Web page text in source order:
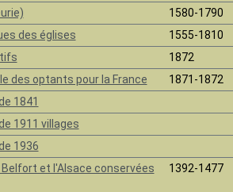
1580-1790
des églises
1555-1810
1872
des optants pour la France
1871-1872
1841
1911 villages
1936
et l'Alsace conservées
1392-1477